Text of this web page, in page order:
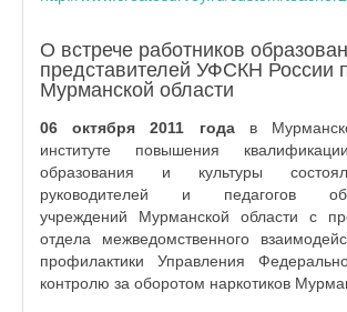
О встрече работников
представителей УФСКН России
Мурманской области
06 октября 2011 годав
институте повышения
образования и культуры
руководителей и педагогов
учреждений Мурманской области с
отдела межведомственного
профилактики Управления
контролю за оборотом наркотиков